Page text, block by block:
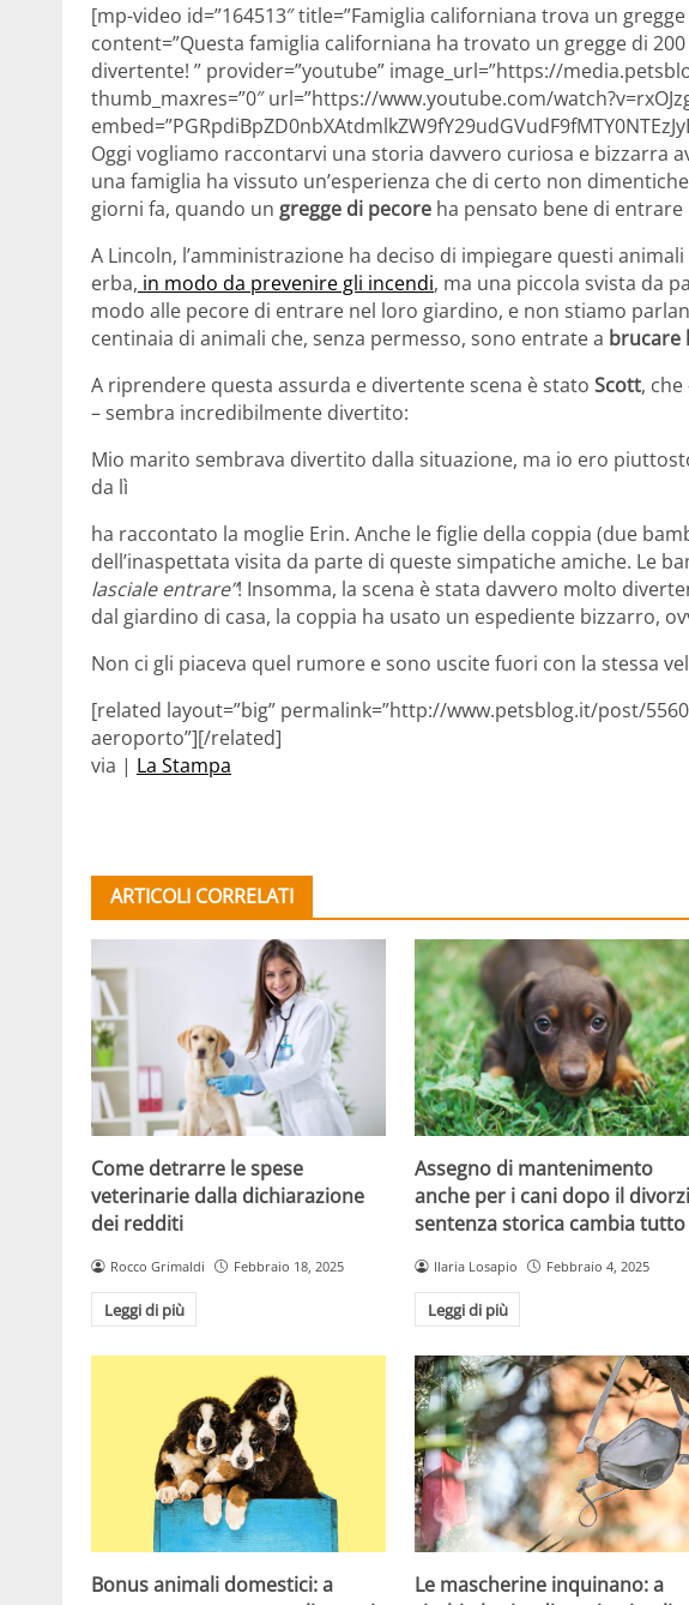
[mp-video id=”164513″ title=”Famiglia californiana trova un
content=”Questa famiglia californiana ha trovato un gregge di
divertente! ” provider=”youtube” image_url=”https://
thumb_maxres=”0″ url=”https://www.youtube.com/
Oggi vogliamo raccontarvi una storia davvero curiosa e bizzarra
una famiglia ha vissuto un’esperienza che di certo non
giorni fa, quando un gregge di pecore ha pensato bene di entrare
A Lincoln, l’amministrazione ha deciso di impiegare questi
erba, in modo da prevenire gli incendi, ma una piccola svista da
modo alle pecore di entrare nel loro giardino, e non stiamo
centinaia di animali che, senza permesso, sono entrate a brucare
A riprendere questa assurda e divertente scena è stato Scott,
– sembra incredibilmente divertito:
Mio marito sembrava divertito dalla situazione, ma io ero
da lì
ha raccontato la moglie Erin. Anche le figlie della coppia (due
dell’inaspettata visita da parte di queste simpatiche amiche. Le
lasciale entrare”! Insomma, la scena è stata davvero molto
dal giardino di casa, la coppia ha usato un espediente bizzarro,
Non ci gli piaceva quel rumore e sono uscite fuori con la stessa
[related layout=”big” permalink=”http://www.petsblog.it/post/
aeroporto”][/related]
via | La Stampa
ARTICOLI CORRELATI
Come detrarre le spese
veterinarie dalla dichiarazione
dei redditi
Rocco Grimaldi Febbraio 18, 2025
Leggi di più
Assegno di mantenimento
anche per i cani dopo il
sentenza storica cambia tutto
Ilaria Losapio Febbraio 4, 2025
Leggi di più
Bonus animali domestici: a
Le mascherine inquinano: a